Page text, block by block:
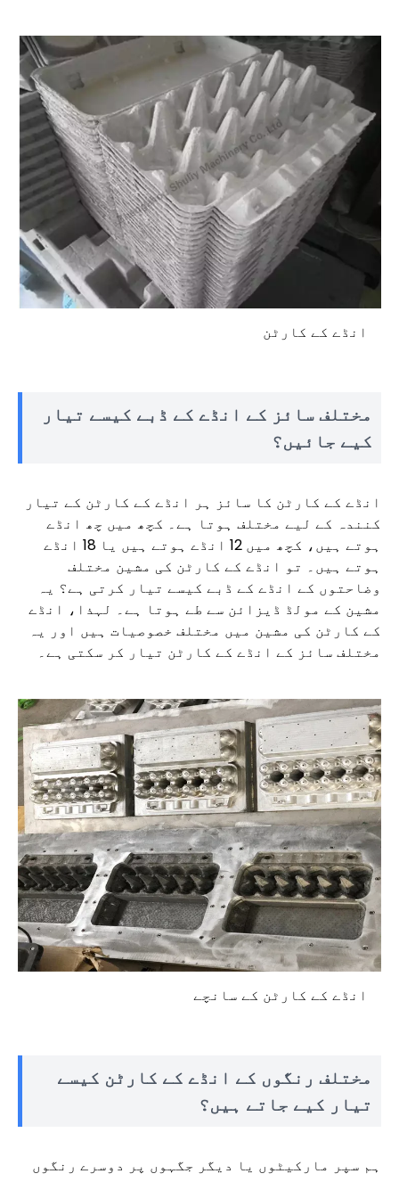
انڈے کے کارٹن
مختلف سائز کے انڈے کے ڈبے کیسے تیار
کیے جائیں؟
انڈے کے کارٹن کا سائز ہر انڈے کے کارٹن کے تیار
کنندہ کے لیے مختلف ہوتا ہے۔ کچھ میں چھ انڈے
ہوتے ہیں، کچھ میں 12 انڈے ہوتے ہیں یا 18 انڈے
ہوتے ہیں۔ تو انڈے کے کارٹن کی مشین مختلف
وضاحتوں کے انڈے کے ڈبے کیسے تیار کرتی ہے؟ یہ
مشین کے مولڈ ڈیزائن سے طے ہوتا ہے۔ لہذا، انڈے
کے کارٹن کی مشین میں مختلف خصوصیات ہیں اور یہ
مختلف سائز کے انڈے کے کارٹن تیار کر سکتی ہے۔
انڈے کے کارٹن کے سانچے
مختلف رنگوں کے انڈے کے کارٹن کیسے
تیار کیے جاتے ہیں؟
ہم سپر مارکیٹوں یا دیگر جگہوں پر دوسرے رنگوں